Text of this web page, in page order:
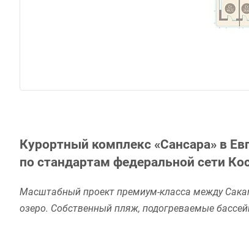
Курортный комплекс «Сансара» в
по стандартам федеральной сети
Масштабный проект премиум-класса между
озеро. Собственный пляж, подогреваемые